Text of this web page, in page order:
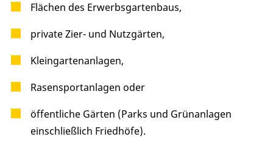
Flächen des Erwerbsgartenbaus,
private Zier- und Nutzgärten,
Kleingartenanlagen,
Rasensportanlagen oder
öffentliche Gärten (Parks und Grünanlagen
einschließlich Friedhöfe).